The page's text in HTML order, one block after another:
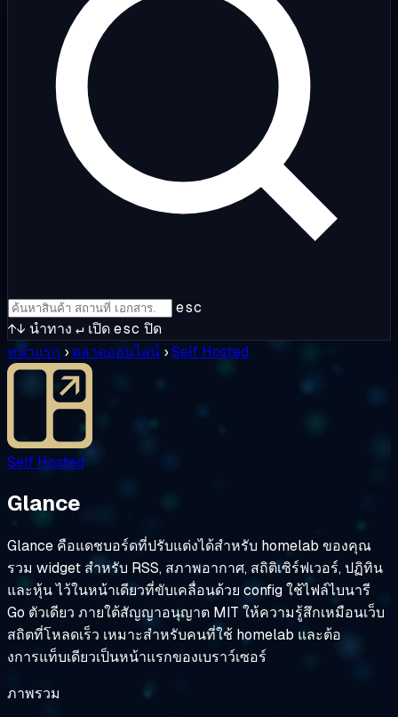
esc
↑↓ นำทาง ↵ เปิดesc ปิด
หน้าแรก › ตลาดออนไลน์ ›Self Hosted
Self Hosted
Glance
Glance คือแดชบอร์ดที่ปรับแต่งได้สำหรับ homelab ของคุณ
รวม widget สำหรับ RSS, สภาพอากาศ, สถิติเซิร์ฟเวอร์, ปฏิทิน
และหุ้น ไว้ในหน้าเดียวที่ขับเคลื่อนด้วย config ใช้ไฟล์ไบนารี
Go ตัวเดียว ภายใต้สัญญาอนุญาต MIT ให้ความรู้สึกเหมือนเว็บ
สถิตที่โหลดเร็ว เหมาะสำหรับคนที่ใช้ homelab และต้อ
งการแท็บเดียวเป็นหน้าแรกของเบราว์เซอร์
ภาพรวม